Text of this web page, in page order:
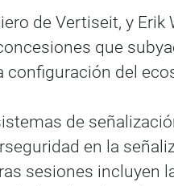
de Vertiseit, y
que
configuración del
de
en la
sesiones